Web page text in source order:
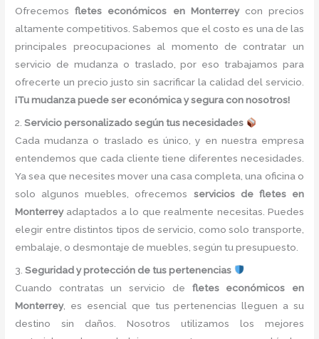
Ofrecemosfletes económicos en Monterreycon precios
altamente competitivos. Sabemos que el costo es una de las
principales preocupaciones al momento de contratar un
servicio de mudanza o traslado, por eso trabajamos para
ofrecerte un precio justo sin sacrificar la calidad del servicio.
¡Tu mudanza puede ser económica y segura con nosotros!
2.Servicio personalizado según tus necesidades
Cada mudanza o traslado es único, y en nuestra empresa
entendemos que cada cliente tiene diferentes necesidades.
Ya sea que necesites mover una casa completa, una oficina o
solo algunos muebles, ofrecemos servicios de fletes en
Monterreyadaptados a lo que realmente necesitas. Puedes
elegir entre distintos tipos de servicio, como solo transporte,
embalaje, o desmontaje de muebles, según tu presupuesto.
3.Seguridad y protección de tus pertenencias
Cuando contratas un servicio de fletes económicos en
Monterrey, es esencial que tus pertenencias lleguen a su
destino sin daños. Nosotros utilizamos los mejores